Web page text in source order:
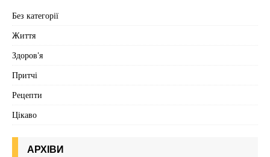
Без категорії
Життя
Здоров'я
Притчі
Рецепти
Цікаво
АРХІВИ